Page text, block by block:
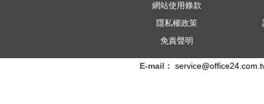
網站使用條款
隱私權政策
免責聲明
E-mail：